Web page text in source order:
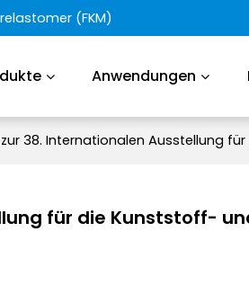
(FKM)
Anwendungen
38. Internationalen Ausstellung
für die Kunststoff-